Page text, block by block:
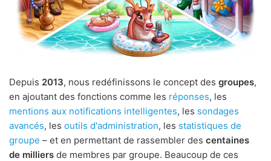
Depuis 2013, nous redéfinissons le concept des groupes,
en ajoutant des fonctions comme les réponses, les
mentions aux notifications intelligentes, les sondages
avancés, les outils d'administration, les statistiques de
groupe – et en permettant de rassembler des centaines
de milliers de membres par groupe. Beaucoup de ces